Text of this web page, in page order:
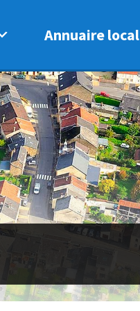
Annuaire local